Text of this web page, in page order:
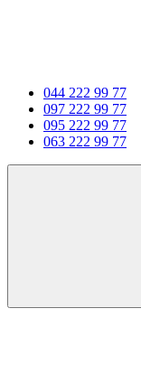
044 222 99 77
097 222 99 77
095 222 99 77
063 222 99 77